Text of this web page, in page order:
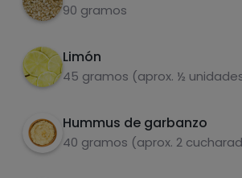
90 gramos
Limón
45 gramos (aprox. ½
Hummus de garbanzo
40 gramos (aprox. 2
Grasas
Azúcares